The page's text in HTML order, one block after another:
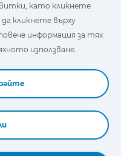
и бисквитки на
навигацията и
и да оптимизира
Можете да кликнете
използването им.
като кликнете
кликнете върху
информация за тях
използване.